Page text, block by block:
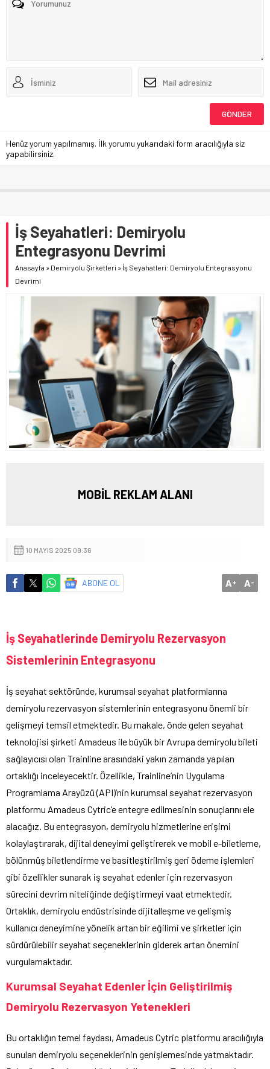
Henüz yorum yapılmamış. İlk yorumu yukarıdaki form aracılığıyla siz
yapabilirsiniz.
İş Seyahatleri: Demiryolu
Entegrasyonu Devrimi
Anasayfa » Demiryolu Şirketleri » İş Seyahatleri: Demiryolu Entegrasyonu
Devrimi
MOBİL REKLAM ALANI
10 MAYIS 2025 09:36
ABONE OL A+ A-
İş Seyahatlerinde Demiryolu Rezervasyon
Sistemlerinin Entegrasyonu
İş seyahat sektöründe, kurumsal seyahat platformlarına
demiryolu rezervasyon sistemlerinin entegrasyonu önemli bir
gelişmeyi temsil etmektedir. Bu makale, önde gelen seyahat
teknolojisi şirketi Amadeus ile büyük bir Avrupa demiryolu bileti
sağlayıcısı olan Trainline arasındaki yakın zamanda yapılan
ortaklığı inceleyecektir. Özellikle, Trainline’nin Uygulama
Programlama Arayüzü (API)’nin kurumsal seyahat rezervasyon
platformu Amadeus Cytric’e entegre edilmesinin sonuçlarını ele
alacağız. Bu entegrasyon, demiryolu hizmetlerine erişimi
kolaylaştırarak, dijital deneyimi geliştirerek ve mobil e-biletleme,
bölünmüş biletlendirme ve basitleştirilmiş geri ödeme işlemleri
gibi özellikler sunarak iş seyahat edenler için rezervasyon
sürecini devrim niteliğinde değiştirmeyi vaat etmektedir.
Ortaklık, demiryolu endüstrisinde dijitalleşme ve gelişmiş
kullanıcı deneyimine yönelik artan bir eğilimi ve şirketler için
sürdürülebilir seyahat seçeneklerinin giderek artan önemini
vurgulamaktadır.
Kurumsal Seyahat Edenler İçin Geliştirilmiş
Demiryolu Rezervasyon Yetenekleri
Bu ortaklığın temel faydası, Amadeus Cytric platformu aracılığıyla
sunulan demiryolu seçeneklerinin genişlemesinde yatmaktadır.